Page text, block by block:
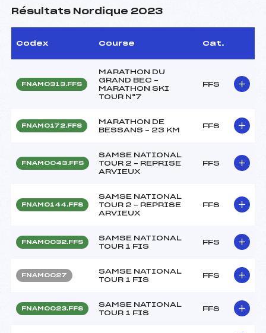
Résultats Nordique 2023
Codex Course Cat.
FNAM0313.FFS
MARATHON DU
GRAND BEC –
MARATHON SKI
TOUR N°7
FFS
FNAM0172.FFS
MARATHON DE
BESSANS – 23 KM
FFS
FNAM0043.FFS
SAMSE NATIONAL
TOUR 2 – REPRISE
ARVIEUX
FFS
FNAM0144.FFS
SAMSE NATIONAL
TOUR 2 – REPRISE
ARVIEUX
FFS
FNAM0032.FFS
SAMSE NATIONAL
TOUR 1 FIS
FFS
FNAM0027
SAMSE NATIONAL
TOUR 1 FIS
FFS
FNAM0023.FFS
SAMSE NATIONAL
TOUR 1 FIS
FFS